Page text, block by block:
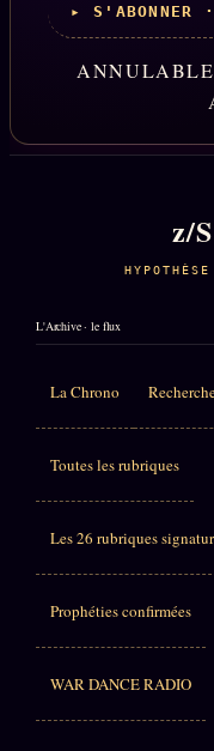
▸ S'ABONNER
ANNULABLE
z/
L'Archive · le flux
La Chrono
Toutes les rubriques
Les 26 rubriques
Prophéties confirmées
WAR DANCE RADIO